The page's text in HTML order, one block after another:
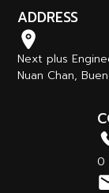
ADDRESS
Next plus
Nuan Chan,
0